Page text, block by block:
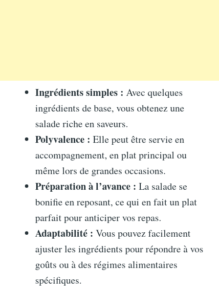
Ingrédients simples : Avec quelques
ingrédients de base, vous obtenez une
salade riche en saveurs.
Polyvalence : Elle peut être servie en
accompagnement, en plat principal ou
même lors de grandes occasions.
Préparation à l’avance : La salade se
bonifie en reposant, ce qui en fait un plat
parfait pour anticiper vos repas.
Adaptabilité : Vous pouvez facilement
ajuster les ingrédients pour répondre à vos
goûts ou à des régimes alimentaires
spécifiques.